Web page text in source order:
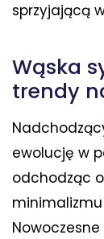
sprzyjającą
Wąska
trendy
ewolucję w
odchodząc
minimalizmu